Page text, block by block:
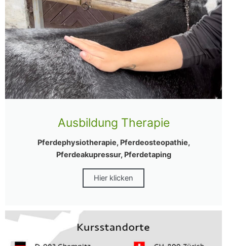
Ausbildung Therapie
Pferdephysiotherapie, Pferdeosteopathie,
Pferdeakupressur, Pferdetaping
Hier klicken